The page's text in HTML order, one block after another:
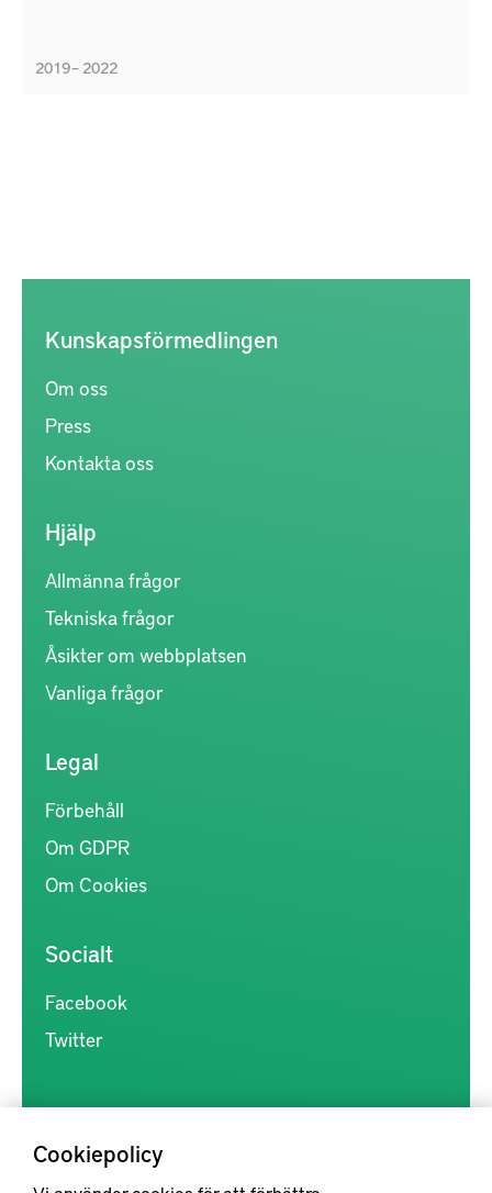
2019 – 2022
Cookiepolicy
Kunskapsförmedlingen
Om oss
Press
Kontakta oss
Hjälp
Allmänna frågor
Tekniska frågor
Åsikter om webbplatsen
Vanliga frågor
Legal
Förbehåll
Om GDPR
Om Cookies
Socialt
Facebook
Twitter